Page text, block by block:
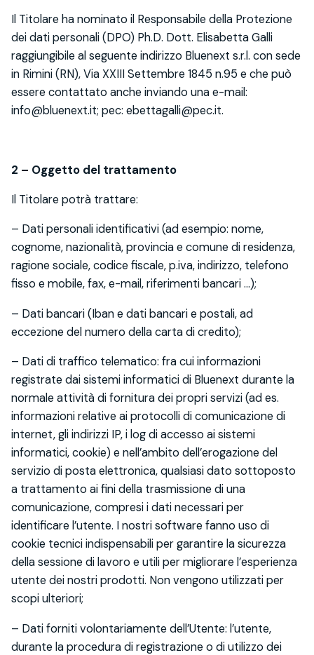
Il Titolare ha nominato il Responsabile della Protezione
dei dati personali (DPO) Ph.D. Dott. Elisabetta Galli
raggiungibile al seguente indirizzo Bluenext s.r.l. con sede
in Rimini (RN), Via XXIII Settembre 1845 n.95 e che può
essere contattato anche inviando una e-mail:
info@bluenext.it; pec: ebettagalli@pec.it.
2 – Oggetto del trattamento
Il Titolare potrà trattare:
– Dati personali identificativi (ad esempio: nome,
cognome, nazionalità, provincia e comune di residenza,
ragione sociale, codice fiscale, p.iva, indirizzo, telefono
fisso e mobile, fax, e-mail, riferimenti bancari …);
– Dati bancari (Iban e dati bancari e postali, ad
eccezione del numero della carta di credito);
– Dati di traffico telematico: fra cui informazioni
registrate dai sistemi informatici di Bluenext durante la
normale attività di fornitura dei propri servizi (ad es.
informazioni relative ai protocolli di comunicazione di
internet, gli indirizzi IP, i log di accesso ai sistemi
informatici, cookie) e nell’ambito dell’erogazione del
servizio di posta elettronica, qualsiasi dato sottoposto
a trattamento ai fini della trasmissione di una
comunicazione, compresi i dati necessari per
identificare l’utente. I nostri software fanno uso di
cookie tecnici indispensabili per garantire la sicurezza
della sessione di lavoro e utili per migliorare l’esperienza
utente dei nostri prodotti. Non vengono utilizzati per
scopi ulteriori;
– Dati forniti volontariamente dell’Utente: l’utente,
durante la procedura di registrazione o di utilizzo dei